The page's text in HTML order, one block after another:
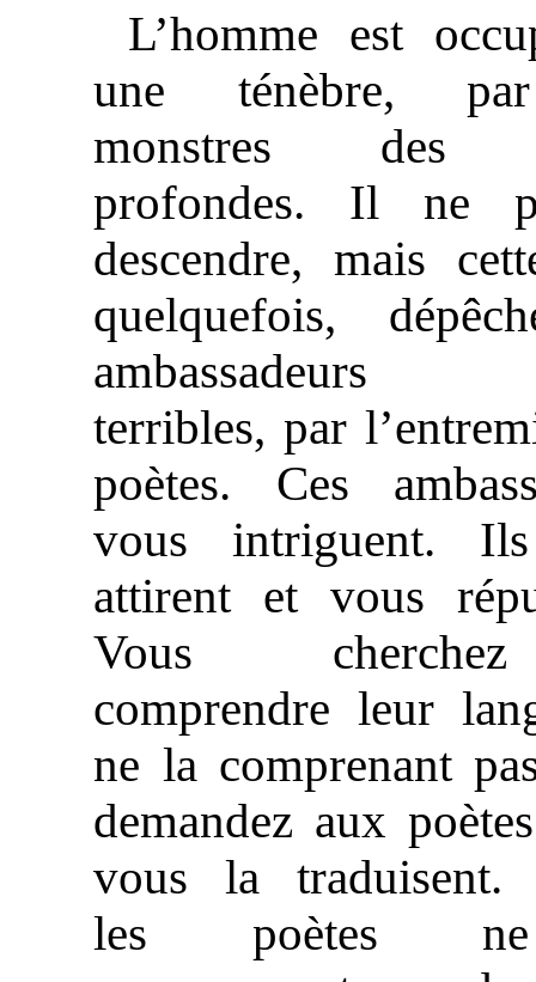
L’homme est
une ténèbre,
monstres des
profondes. Il ne
descendre, mais
quelquefois,
ambassadeurs
terribles, par
poètes. Ces
vous intriguent.
attirent et vous
Vous
comprendre leur
ne la comprenant
demandez aux
vous la traduisent.
les poètes